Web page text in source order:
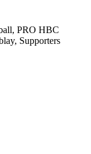
PRO HBC
Supporters